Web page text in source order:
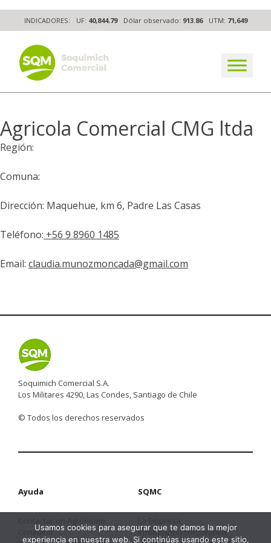
to
content
INDICADORES: UF: 40,844.79 Dólar observado: 913.86 UTM: 71,649
The worldwide business formula
Agricola Comercial CMG ltda
Región:
Comuna:
Dirección: Maquehue, km 6, Padre Las Casas
Teléfono: +56 9 8960 1485
Email: claudia.munozmoncada@gmail.com
Soquimich Comercial S.A.
Los Militares 4290, Las Condes, Santiago de Chile
© Todos los derechos reservados
Ayuda
Consultor
SQMC
Información corporativa
Usamos cookies para asegurar que te damos la mejor
experiencia en nuestra web. Si continúas usando este sitio,